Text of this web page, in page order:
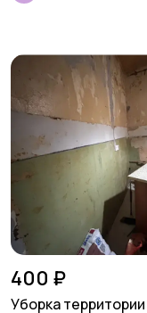
400 ₽
Уборка территории